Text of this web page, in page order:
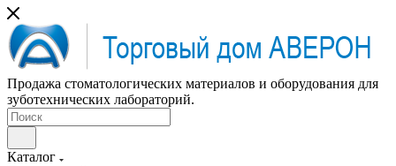
Продажа стоматологических материалов и оборудования для
зуботехнических лабораторий.
Каталог